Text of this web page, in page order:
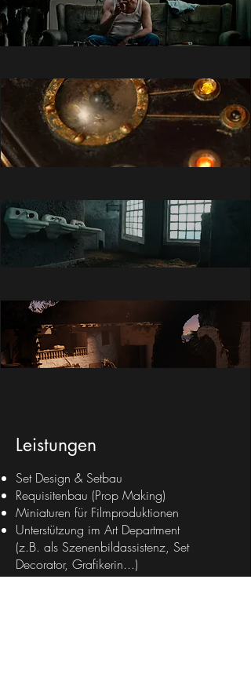
Leistungen
Set Design & Setbau
Requisitenbau (Prop Making)
Miniaturen für Filmproduktionen
Unterstützung im Art Department
(z.B. als Szenenbildassistenz, Set
Decorator, Grafikerin...)